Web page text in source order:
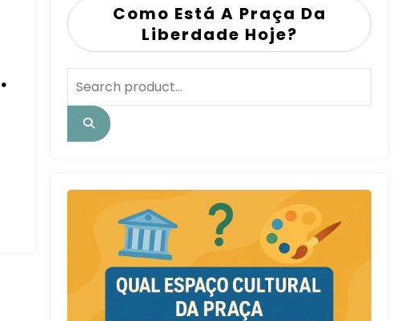
Como Está A Praça Da
Liberdade Hoje?